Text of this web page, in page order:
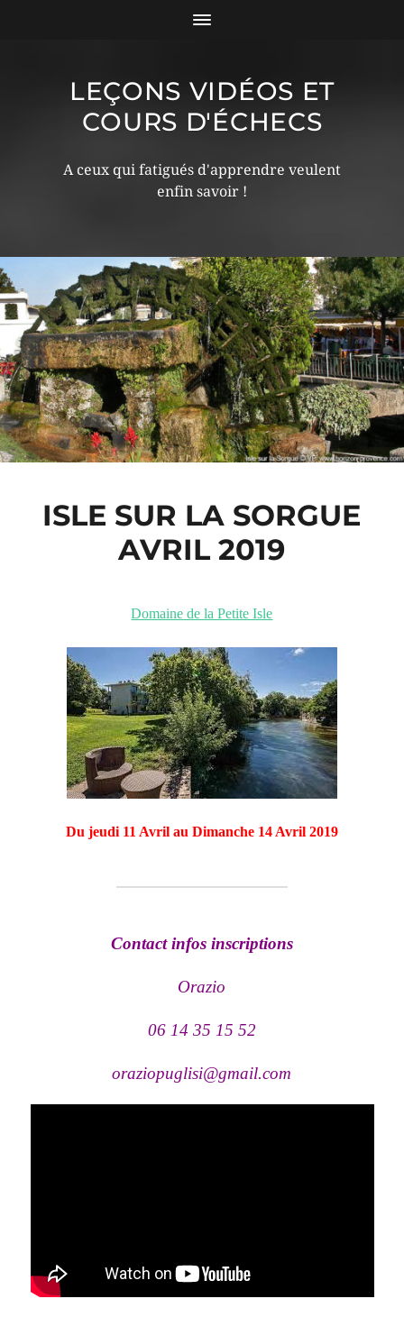
LEÇONS VIDÉOS ET
COURS D'ÉCHECS
A ceux qui fatigués d'apprendre veulent
enfin savoir !
ISLE SUR LA SORGUE
AVRIL 2019
Domaine de la Petite Isle
Du jeudi 11 Avril au Dimanche 14 Avril 2019
Contact infos inscriptions
Orazio
06 14 35 15 52
oraziopuglisi@gmail.com